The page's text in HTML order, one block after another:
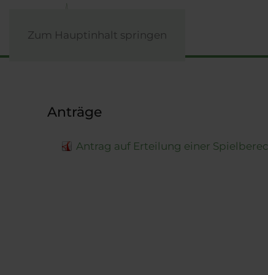
Zum Hauptinhalt springen
Anträge
Antrag auf Erteilung einer